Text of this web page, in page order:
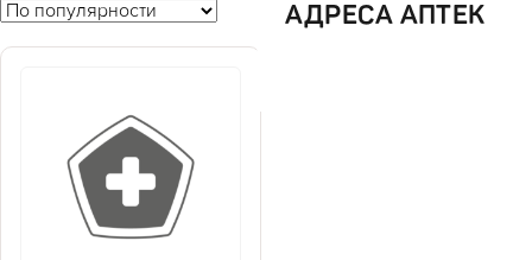
АДРЕСА АПТЕК